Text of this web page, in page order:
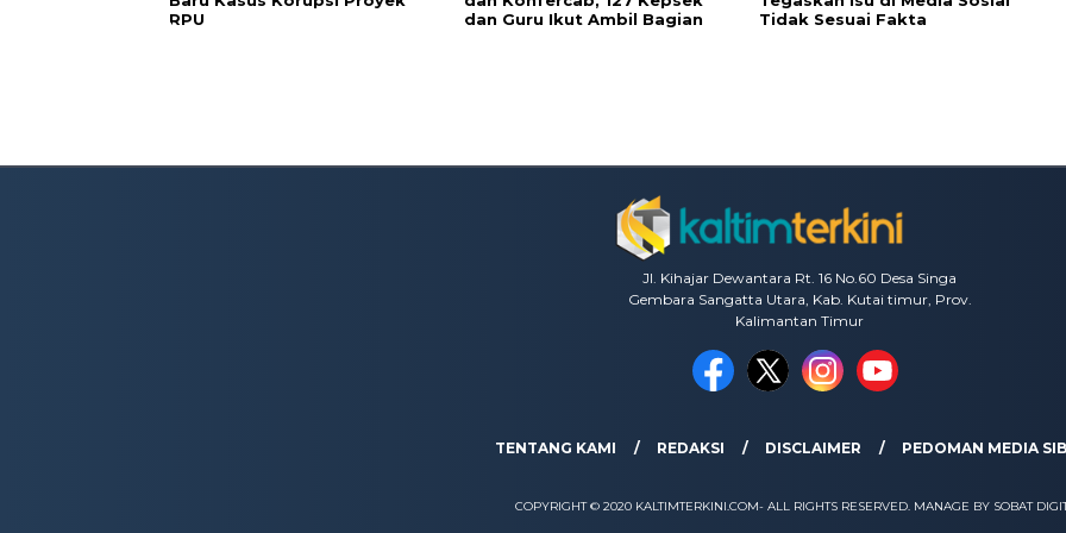
RPU
dan Guru Ikut Ambil Bagian
Tidak Sesuai Fakta
Jl. Kihajar Dewantara Rt. 16 No.60 Desa Singa
Gembara Sangatta Utara, Kab. Kutai timur, Prov.
Kalimantan Timur
TENTANG KAMI REDAKSI DISCLAIMER PEDOMAN MEDIA
COPYRIGHT © 2020 KALTIMTERKINI.COM- ALL RIGHTS RESERVED. MANAGE BY SOBAT